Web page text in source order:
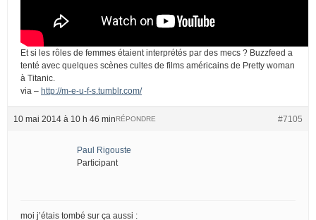
Et si les rôles de femmes étaient interprétés par des mecs ? Buzzfeed a
tenté avec quelques scènes cultes de films américains de Pretty woman
à Titanic.
via – http://m-e-u-f-s.tumblr.com/
10 mai 2014 à 10 h 46 min #7105
RÉPONDRE
Paul Rigouste
Participant
moi j’étais tombé sur ça aussi :